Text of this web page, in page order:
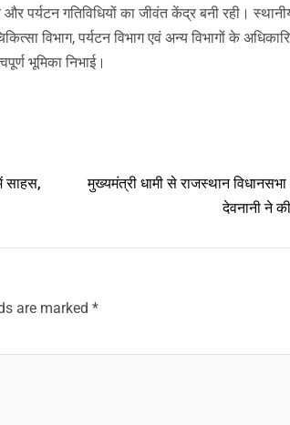
पर्यटन गतिविधियों का जीवंत केंद्र बनी रही।
विभाग, पर्यटन विभाग एवं अन्य विभागों के
भूमिका निभाई।
साहस,
मुख्यमंत्री धामी से राजस्थान
देवनानी ने
are marked *